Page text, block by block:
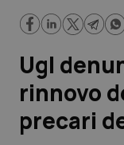
Regioni e Asl
Lavoro e
Scienza e
Studi e Analisi
Ugl
rinnovo
precari